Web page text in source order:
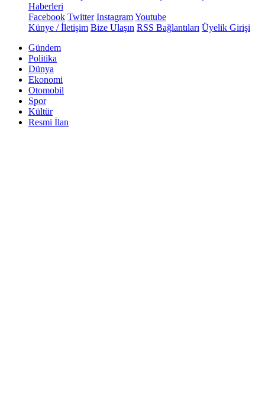
Haberleri
Facebook Twitter InstagramYoutube
Künye / İletişim Bize Ulaşın RSS Bağlantıları Üyelik Girişi
Gündem
Politika
Dünya
Ekonomi
Otomobil
Spor
Kültür
Resmi İlan